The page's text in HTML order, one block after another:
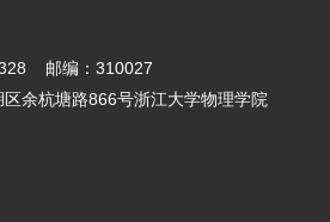
邮编：310027
余杭塘路866号浙江大学物理学院